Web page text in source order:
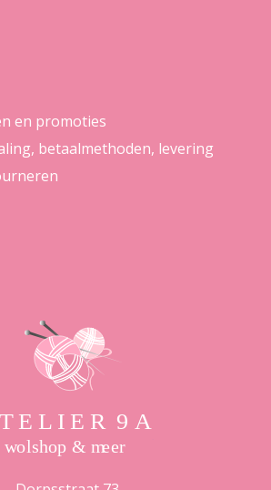
en promoties
betaalmethoden, levering